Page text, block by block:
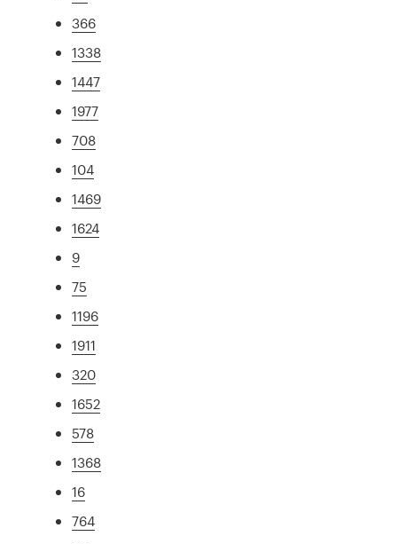
366
1338
1447
1977
708
104
1469
1624
9
75
1196
1911
320
1652
578
1368
16
764